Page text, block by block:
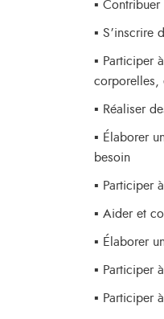
▪
▪ S’inscrire
▪ Participer
corporelles,
▪ Réaliser
▪ Élaborer
besoin
▪ Participer
▪ Aider et
▪ Élaborer
▪ Participer
▪ Participer